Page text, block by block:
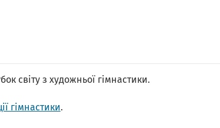
світу з художньої гімнастики.
гімнастики.